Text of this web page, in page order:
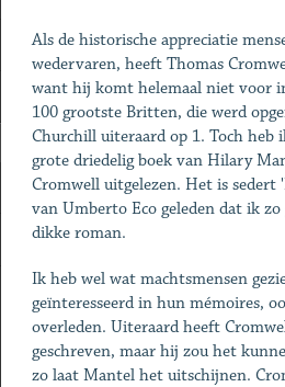
Als de historische appreciatie
wedervaren, heeft Thomas
want hij komt helemaal niet voor
100 grootste Britten, die werd
Churchill uiteraard op 1. Toch heb
grote driedelig boek van Hilary
Cromwell uitgelezen. Het is sedert
van Umberto Eco geleden dat ik
dikke roman.
Ik heb wel wat machtsmensen
geïnteresseerd in hun mémoires,
overleden. Uiteraard heeft
geschreven, maar hij zou het
zo laat Mantel het uitschijnen.